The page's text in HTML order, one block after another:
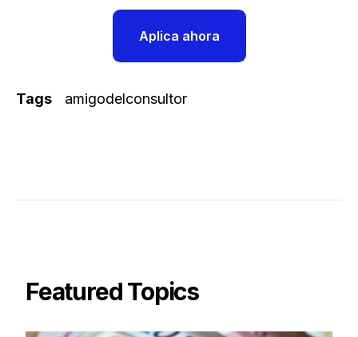
Aplica ahora
Tags amigodelconsultor
Featured Topics